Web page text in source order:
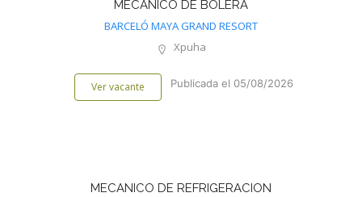
MECANICO DE BOLERA
BARCELÓ MAYA GRAND RESORT
Xpuha
Ver vacante Publicada el 05/08/2026
MECANICO DE REFRIGERACION